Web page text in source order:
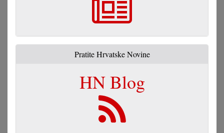
Pratite Hrvatske Novine
HN Blog